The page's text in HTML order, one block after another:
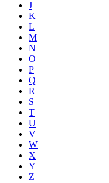
J
K
L
M
N
O
P
Q
R
S
T
U
V
W
X
Y
Z